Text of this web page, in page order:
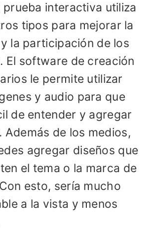
prueba interactiva utiliza
tipos para mejorar la
la participación de los
El software de creación
le permite utilizar
y audio para que
de entender y agregar
Además de los medios,
agregar diseños que
el tema o la marca de
esto, sería mucho
a la vista y menos